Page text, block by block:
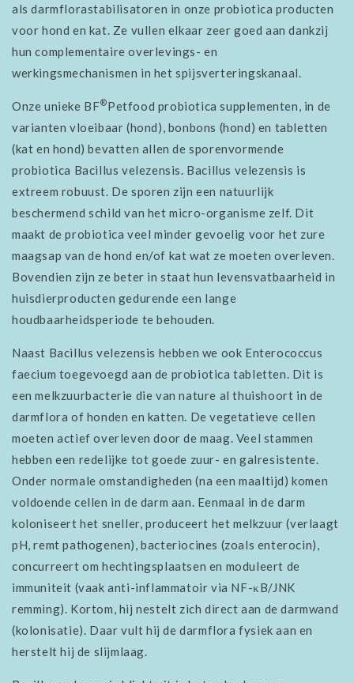
als darmflorastabilisatoren in onze probiotica producten
voor hond en kat. Ze vullen elkaar zeer goed aan dankzij
hun complementaire overlevings- en
werkingsmechanismen in het spijsverteringskanaal.
Onze unieke BF®Petfood probiotica supplementen, in de
varianten vloeibaar (hond), bonbons (hond) en tabletten
(kat en hond) bevatten allen de sporenvormende
probiotica Bacillus velezensis. Bacillus velezensis is
extreem robuust. De sporen zijn een natuurlijk
beschermend schild van het micro-organisme zelf. Dit
maakt de probiotica veel minder gevoelig voor het zure
maagsap van de hond en/of kat wat ze moeten overleven.
Bovendien zijn ze beter in staat hun levensvatbaarheid in
huisdierproducten gedurende een lange
houdbaarheidsperiode te behouden.
Naast Bacillus velezensis hebben we ook Enterococcus
faecium toegevoegd aan de probiotica tabletten. Dit is
een melkzuurbacterie die van nature al thuishoort in de
darmflora of honden en katten. De vegetatieve cellen
moeten actief overleven door de maag. Veel stammen
hebben een redelijke tot goede zuur- en galresistente.
Onder normale omstandigheden (na een maaltijd) komen
voldoende cellen in de darm aan. Eenmaal in de darm
koloniseert het sneller, produceert het melkzuur (verlaagt
pH, remt pathogenen), bacteriocines (zoals enterocin),
concurreert om hechtingsplaatsen en moduleert de
immuniteit (vaak anti-inflammatoir via NF-κB/JNK
remming). Kortom, hij nestelt zich direct aan de darmwand
(kolonisatie). Daar vult hij de darmflora fysiek aan en
herstelt hij de slijmlaag.